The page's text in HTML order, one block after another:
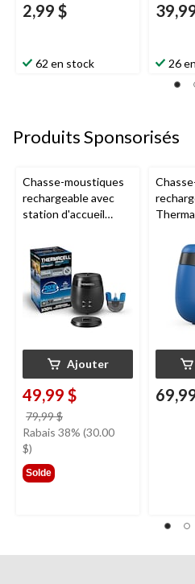
2,99 $
62 en stock 26
Produits Sponsorisés
Chasse-moustiques
rechargeable avec
station d'accueil
charbon
Ajouter
49,99 $
79,99 $
était
Rabais 38% (30.00
$)
Solde